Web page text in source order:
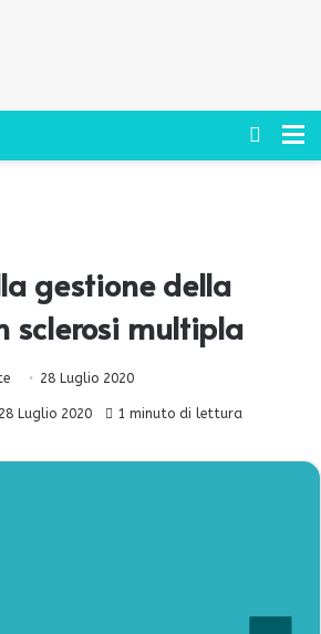
Cerca
gestione della
sclerosi multipla
28 Luglio 2020
Luglio 2020 1 minuto di lettura